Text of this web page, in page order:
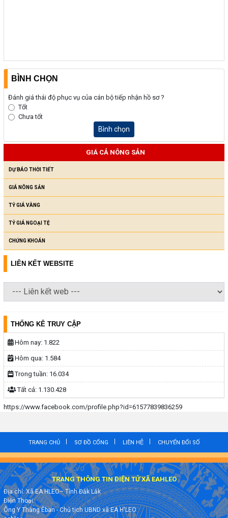
BÌNH CHỌN
Đánh giá thái độ phục vụ của cán bộ tiếp nhận hồ sơ ?
Tốt
Chưa tốt
Bình chọn
GIÁ CẢ NÔNG SẢN
DỰ BÁO THỜI TIẾT
GIÁ NÔNG SẢN
TỶ GIÁ VÀNG
TỶ GIÁ NGOẠI TỆ
CHỨNG KHOÁN
LIÊN KẾT WEBSITE
THỐNG KÊ TRUY CẬP
Hôm nay: 1.822
Hôm qua: 1.584
Trong tuần: 16.034
Tất cả: 1.130.428
https://www.facebook.com/profile.php?id=61577839836259
TRANG CHỦ SƠ ĐỒ CỔNG LIÊN HỆ CHUYỂN ĐỔI SỐ
TRANG THÔNG TIN ĐIỆN TỬ XÃ EAHLEO
Địa chỉ: Xã EA HLEO– Tỉnh Đắk Lắk
Điện Thoại:
Ông Y Thắng Êban - Chủ tịch UBND xã EA H'LEO